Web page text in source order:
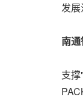
发展
南
支